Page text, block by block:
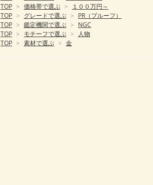
TOP > 価格帯で選ぶ >
１００万円～
TOP > グレードで選ぶ > PR（プルーフ）
TOP > 鑑定機関で選ぶ > NGC
TOP > モチーフで選ぶ >
人物
TOP > 素材で選ぶ > 金